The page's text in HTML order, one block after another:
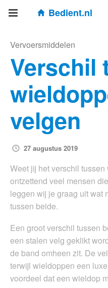
Bedient.nl
Vervoersmiddelen
Verschil
velgen
27 augustus 2019
Weet jij het verschil
ontzettend veel mensen
leggen wij je graag uit wat
tussen beide.
Een groot verschil tussen
een stalen velg geklikt
de band omheen zit. De
terwijl wieldoppen een
voordeel dat een wieldop